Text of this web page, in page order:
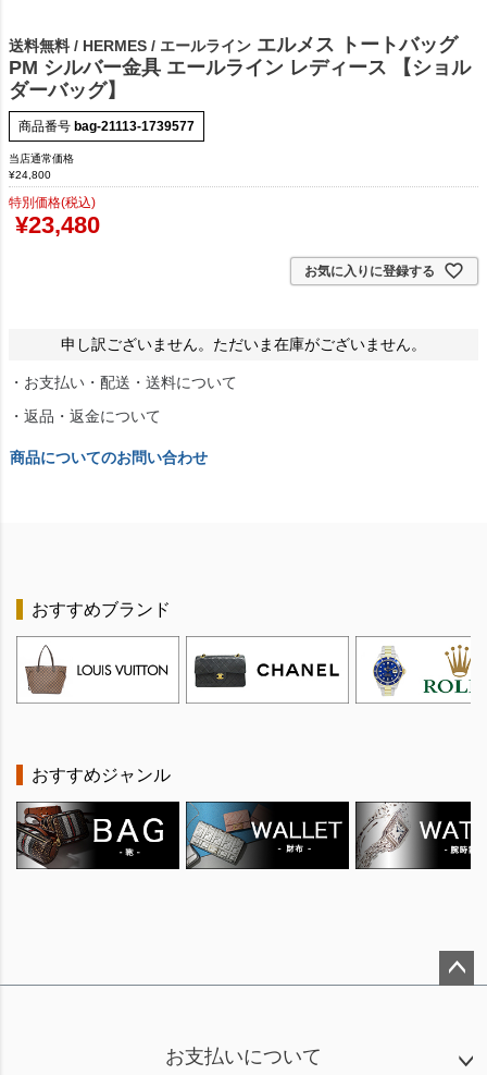
送料無料 / HERMES / エールライン エルメス トートバッグ
PM シルバー金具 エールライン レディース 【ショル
ダーバッグ】
商品番号 bag-21113-1739577
当店通常価格
¥24,800
特別価格(税込)
¥23,480
お気に入りに登録する
申し訳ございません。ただいま在庫がございません。
・お支払い・配送・送料について
・返品・返金について
商品についてのお問い合わせ
おすすめブランド
おすすめジャンル
お支払いについて